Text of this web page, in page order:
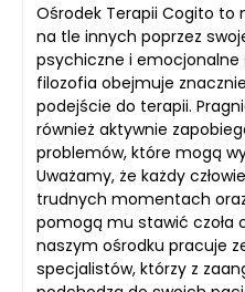
Ośrodek Terapii Cogito to
na tle innych poprzez
psychiczne i emocjonalne
filozofia obejmuje
podejście do terapii.
również aktywnie
problemów, które mogą
Uważamy, że każdy
trudnych momentach
pomogą mu stawić czoła
naszym ośrodku pracuje
specjalistów, którzy z